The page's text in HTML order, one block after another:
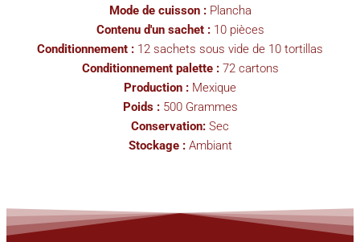
Mode de cuisson :Plancha
Contenu d'un sachet :10 pièces
Conditionnement : 12 sachets sous vide de 10 tortillas
Conditionnement palette : 72 cartons
Production : Mexique
Poids : 500 Grammes
Conservation: Sec
Stockage : Ambiant